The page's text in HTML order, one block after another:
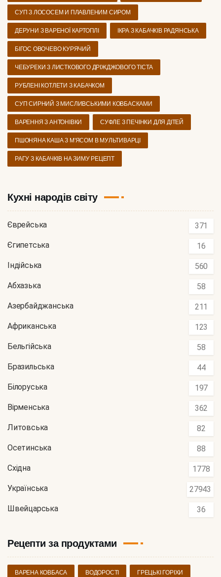
СУП З ЛОСОСЕМ И ПЛАВЛЕНИМ СИРОМ
ДЕРУНИ З ВАРЕНОЇ КАРТОПЛІ ІКРА З КАБАЧКІВ РАДЯНСЬКА
БІГОС ОВОЧЕВО КУРЯЧИЙ
ЧЕБУРЕКИ З ЛИСТКОВОГО ДРІЖДЖОВОГО ТІСТА
РУБЛЕНІ КОТЛЕТИ З КАБАЧКОМ
СУП СИРНИЙ З МИСЛИВСЬКИМИ КОВБАСКАМИ
ВАРЕННЯ З АНТОНІВКИ СУФЛЕ З ПЕЧІНКИ ДЛЯ ДІТЕЙ
ПШОНЯНА КАША З М'ЯСОМ В МУЛЬТИВАРЦІ
РАГУ З КАБАЧКІВ НА ЗИМУ РЕЦЕПТ
Кухні народів світу
Єврейська 371
Єгипетська 16
Індійська 560
Абхазька 58
Азербайджанська 211
Африканська 123
Бельгійська 58
Бразильська 44
Білоруська 197
Вірменська 362
Литовська 82
Осетинська 88
Східна 1778
Українська 27943
Швейцарська 36
Рецепти за продуктами
ВАРЕНА КОВБАСА ВОДОРОСТІ ГРЕЦЬКІ ГОРІХИ